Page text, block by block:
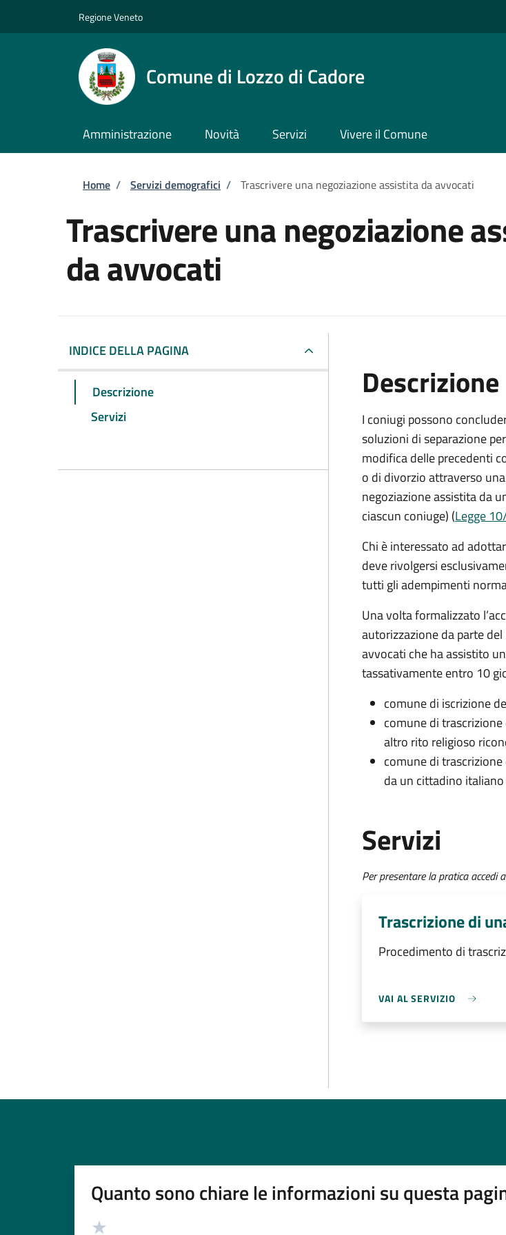
Regione Veneto
Comune di Lozzo di Cadore
Amministrazione Novità Servizi Vivere il Comune
Briciole di pane
Home / Servizi demografici / Trascrivere una negoziazione assistita da avvocati
Trascrivere una negoziazione
da avvocati
INDICE DELLA PAGINA
Descrizione
Servizi
Descrizione
I coniugi possono
soluzioni di separazione
modifica delle precedenti
o di divorzio attraverso
negoziazione assistita da
ciascun coniuge) (Legge
Chi è interessato ad
deve rivolgersi
tutti gli adempimenti
Una volta formalizzato
autorizzazione da parte
avvocati che ha assistito
tassativamente entro 10
comune di iscrizione
comune di
altro rito religioso
comune di
da un cittadino
Servizi
Per presentare la pratica accedi
Trascrizione di
Procedimento di
VAI AL SERVIZIO
Quanto sono chiare le informazioni su questa
Valutazione